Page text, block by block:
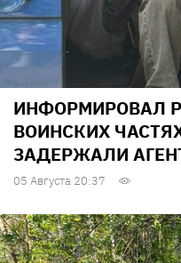
ИНФОРМИРОВАЛ
ВОИНСКИХ
ЗАДЕРЖАЛИ
05 Августа 20:37